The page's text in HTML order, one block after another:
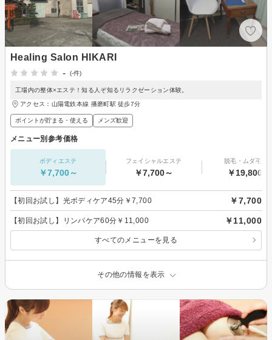
Healing Salon HIKARI
-
(-件)
工場内の整体×エステ！知る人ぞ知るリラクゼーション体験。
アクセス：山陽電鉄本線 播磨町駅 徒歩7分
ポイントが貯まる・使える メンズ歓迎
メニュー別参考価格
ボディエステ
￥7,700～
フェイシャルエステ
￥7,700～
脱毛・ムダ毛処
￥19,800～
【初回お試し】光ボディケア45分￥7,700 ￥7,700
【初回お試し】リンパケア60分￥11,000 ￥11,000
すべてのメニューを見る
その他の情報を表示